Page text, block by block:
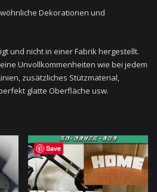
Dekorationen und
und nicht in einer Fabrik hergestellt.
Unvollkommenheiten wie bei jedem
zusätzliches Stützmaterial,
glatte Oberfläche usw.
Save